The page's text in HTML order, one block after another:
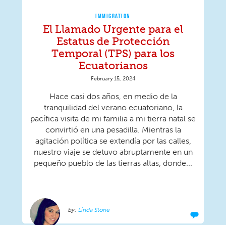
IMMIGRATION
El Llamado Urgente para el
Estatus de Protección
Temporal (TPS) para los
Ecuatorianos
February 15, 2024
Hace casi dos años, en medio de la
tranquilidad del verano ecuatoriano, la
pacífica visita de mi familia a mi tierra natal se
convirtió en una pesadilla. Mientras la
agitación política se extendía por las calles,
nuestro viaje se detuvo abruptamente en un
pequeño pueblo de las tierras altas, donde...
Linda Stone